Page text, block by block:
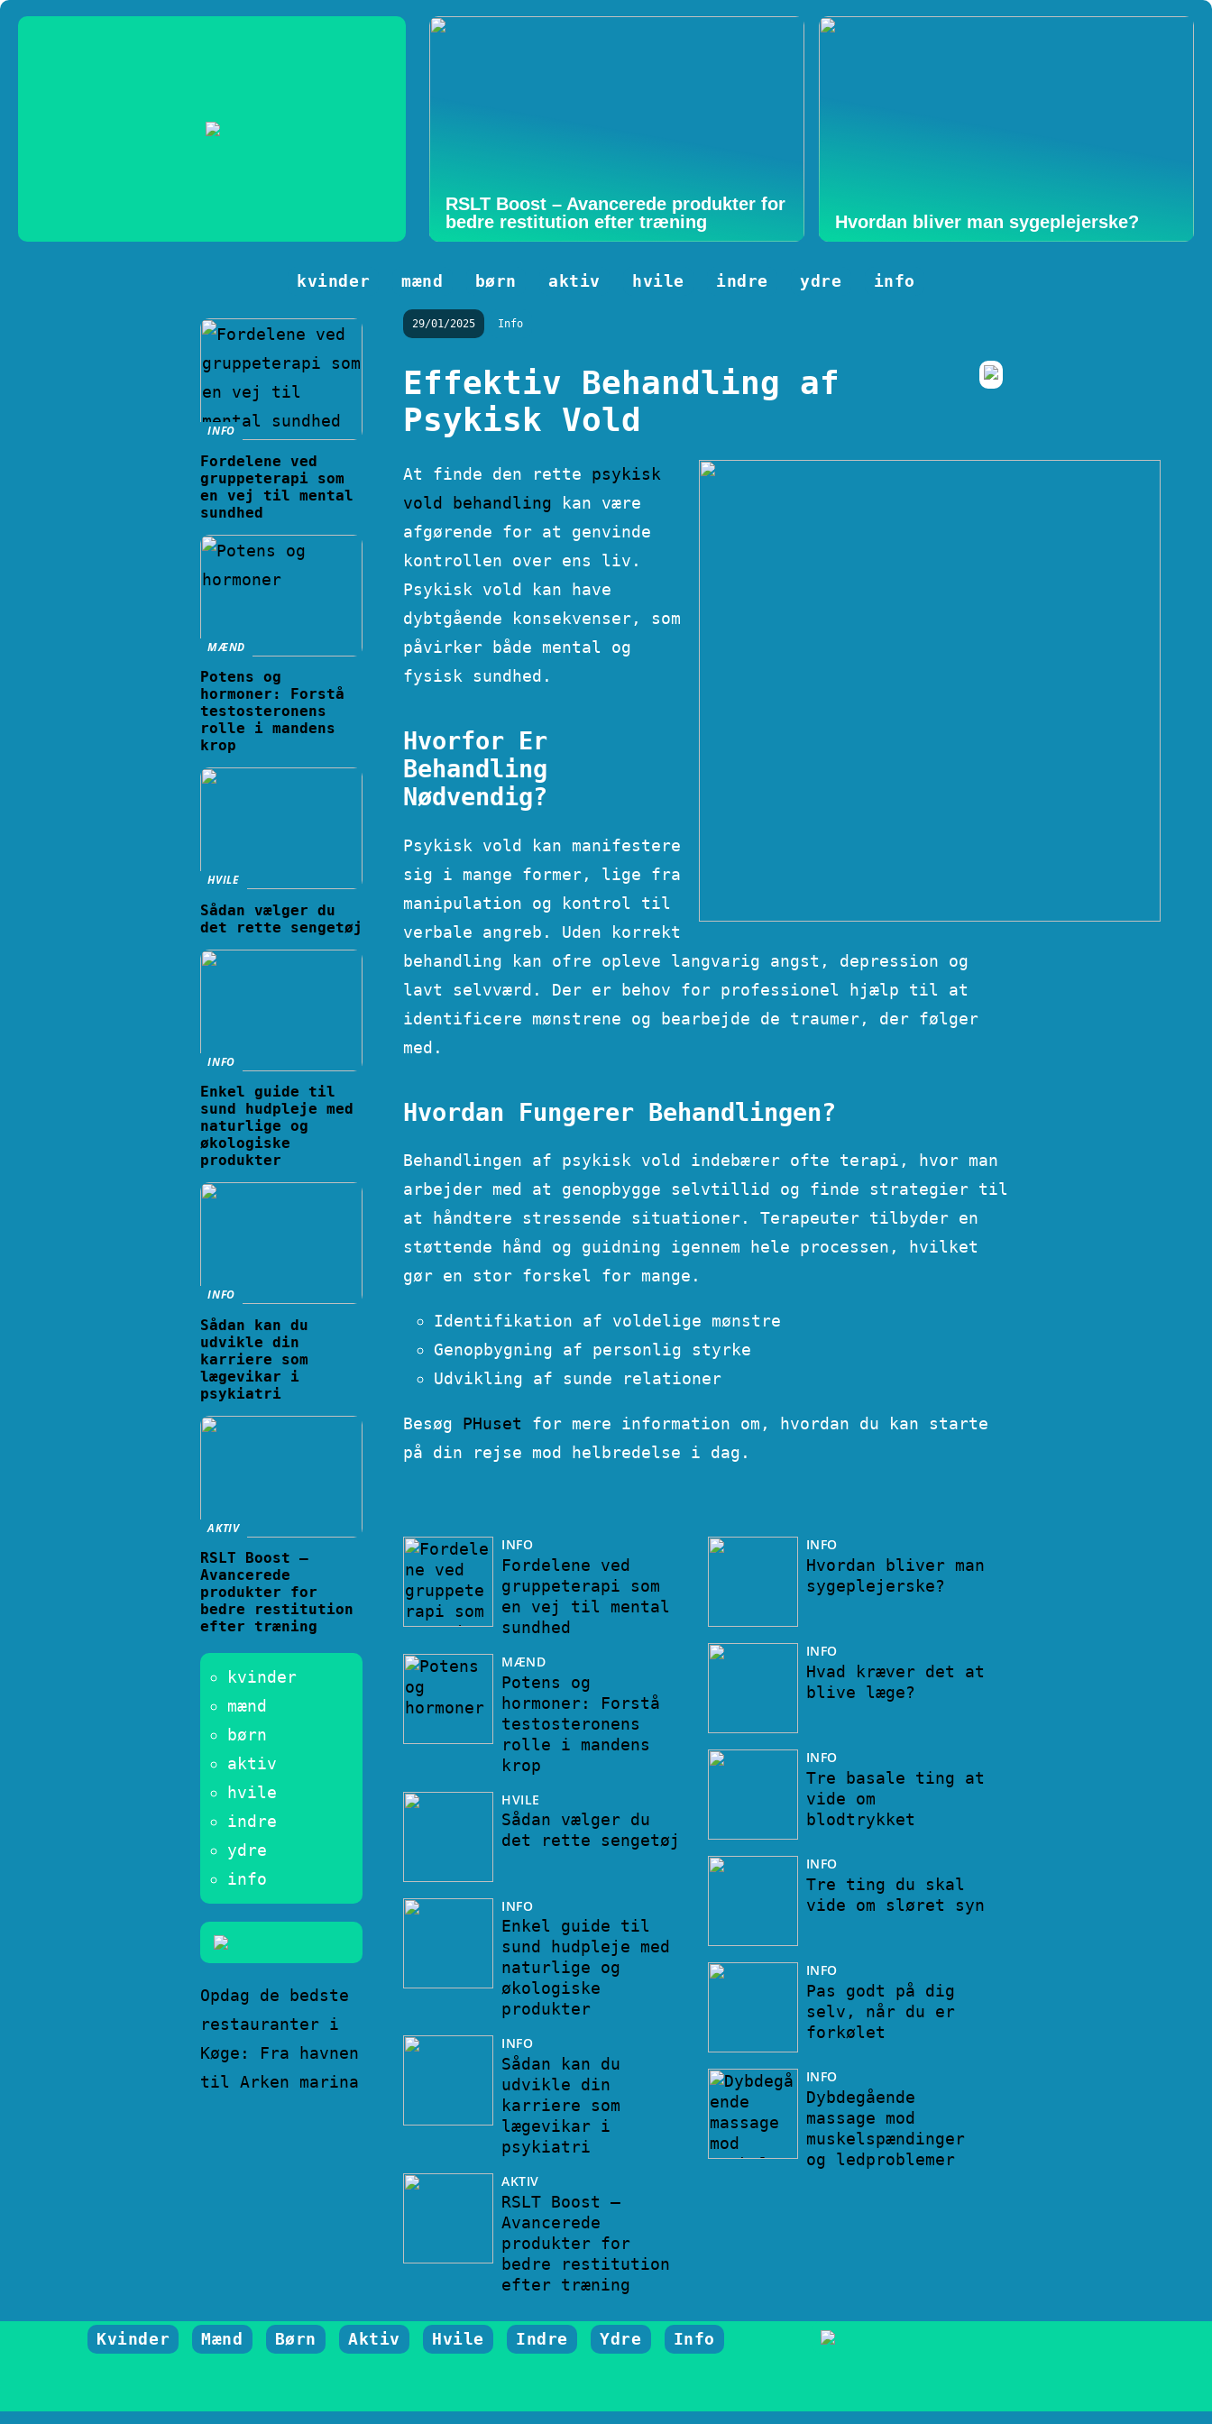
RSLT Boost – Avancerede produkter for
bedre restitution efter træning
Hvordan bliver man sygeplejerske?
kvinder mænd børn aktiv hvile indre ydre info
29/01/2025 Info
Effektiv Behandling af
Psykisk Vold
At finde den rette psykisk
vold behandling kan være
afgørende for at genvinde
kontrollen over ens liv.
Psykisk vold kan have
dybtgående konsekvenser, som
påvirker både mental og
fysisk sundhed.
Hvorfor Er
Behandling
Nødvendig?
Psykisk vold kan manifestere
sig i mange former, lige fra
manipulation og kontrol til
verbale angreb. Uden korrekt
behandling kan ofre opleve langvarig angst, depression og
lavt selvværd. Der er behov for professionel hjælp til at
identificere mønstrene og bearbejde de traumer, der følger
med.
Hvordan Fungerer Behandlingen?
Behandlingen af psykisk vold indebærer ofte terapi, hvor man
arbejder med at genopbygge selvtillid og finde strategier til
at håndtere stressende situationer. Terapeuter tilbyder en
støttende hånd og guidning igennem hele processen, hvilket
gør en stor forskel for mange.
Identifikation af voldelige mønstre
Genopbygning af personlig styrke
Udvikling af sunde relationer
Besøg PHuset for mere information om, hvordan du kan starte
på din rejse mod helbredelse i dag.
INFO
Fordelene ved
gruppeterapi som
en vej til mental
sundhed
MÆND
Potens og
hormoner: Forstå
testosteronens
rolle i mandens
krop
HVILE
Sådan vælger du
det rette sengetøj
INFO
Enkel guide til
sund hudpleje med
naturlige og
økologiske
produkter
INFO
Sådan kan du
udvikle din
karriere som
lægevikar i
psykiatri
AKTIV
RSLT Boost –
Avancerede
produkter for
bedre restitution
efter træning
INFO
Hvordan bliver man
sygeplejerske?
INFO
Hvad kræver det at
blive læge?
INFO
Tre basale ting at
vide om
blodtrykket
INFO
Tre ting du skal
vide om sløret syn
INFO
Pas godt på dig
selv, når du er
forkølet
INFO
Dybdegående
massage mod
muskelspændinger
og ledproblemer
INFO
Fordelene ved
gruppeterapi som
en vej til mental
sundhed
MÆND
Potens og
hormoner: Forstå
testosteronens
rolle i mandens
krop
HVILE
Sådan vælger du
det rette sengetøj
INFO
Enkel guide til
sund hudpleje med
naturlige og
økologiske
produkter
INFO
Sådan kan du
udvikle din
karriere som
lægevikar i
psykiatri
AKTIV
RSLT Boost –
Avancerede
produkter for
bedre restitution
efter træning
kvinder
mænd
børn
aktiv
hvile
indre
ydre
info
Opdag de bedste
restauranter i
Køge: Fra havnen
til Arken marina
Kvinder Mænd Børn Aktiv Hvile Indre Ydre Info
Tre ting du skal vide